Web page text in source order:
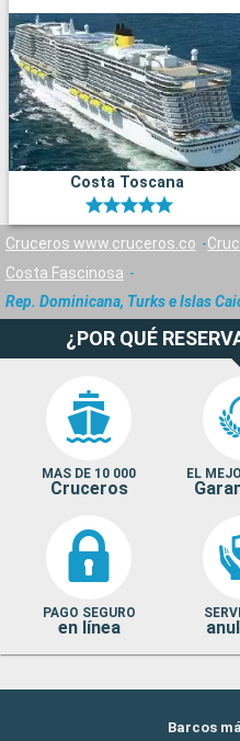
Costa Toscana
Cruceros www.cruceros.co
Costa Fascinosa
Rep. Dominicana, Turks e Islas
¿POR QUÉ
MAS DE 10 000
Cruceros
EL
PAGO SEGURO
en línea
Barcos